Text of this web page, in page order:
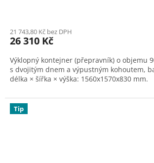
21 743,80 Kč bez DPH
26 310 Kč
Výklopný kontejner (přepravník) o objemu
s dvojitým dnem a výpustným kohoutem,
délka × šířka × výška: 1560x1570x830 mm.
Tip